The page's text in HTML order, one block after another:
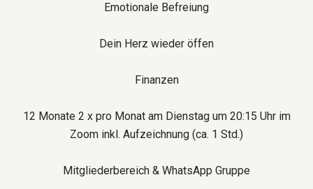
Emotionale Befreiung
Dein Herz wieder öffen
Finanzen
12 Monate 2 x pro Monat am Dienstag um 20:15 Uhr im
Zoom inkl. Aufzeichnung (ca. 1 Std.)
Mitgliederbereich & WhatsApp Gruppe